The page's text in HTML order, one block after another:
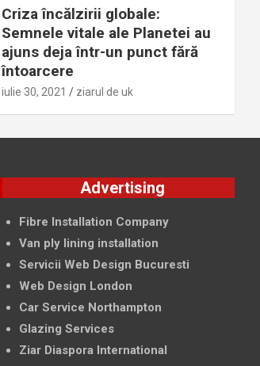
Criza încălzirii globale:
Semnele vitale ale Planetei au
ajuns deja într-un punct fără
întoarcere
iulie 30, 2021 ziarul de uk
Advertising
Fibre Installation Company
Van ply lining installation
Servicii Web Design Bucuresti
Web Design London
Car Service Northampton
Glazing Services
Ziar Diaspora International